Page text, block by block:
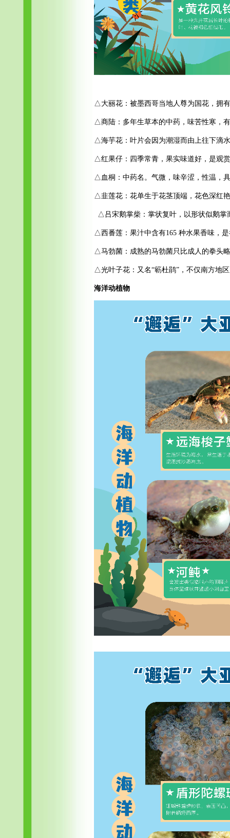
△大丽花：被墨西哥当地人尊为国花，拥
△商陆：多年生草本的中药，味苦性寒，
△海芋花：叶片会因为潮湿而由上往下滴
△红果仔：四季常青，果实味道好，是观
△血桐：中药名。气微，味辛涩，性温，
△韭莲花：花单生于花茎顶端，花色深红
△ 吕宋鹅掌柴：掌状复叶，以形状似鹅
△西番莲：果汁中含有165 种水果香味，
△马勃菌：成熟的马勃菌只比成人的拳头
△光叶子花：又名“簕杜鹃”，不仅南方地
海洋动植物